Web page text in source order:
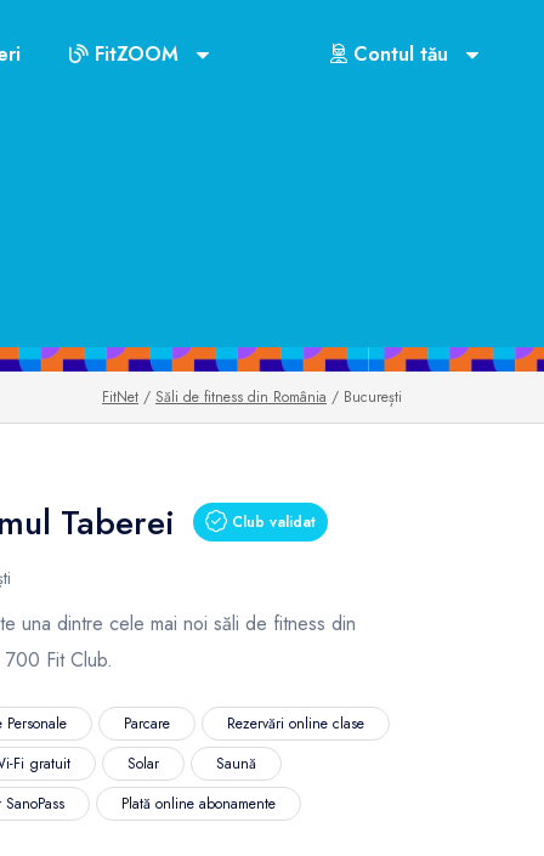
FitZOOM Contul tău
FitNet / Săli de fitness din România / București
Taberei Club validat
una dintre cele mai noi săli de fitness din
Fit Club.
Parcare
Rezervări online clase
Fi gratuit
Solar
Saună
Plată online abonamente